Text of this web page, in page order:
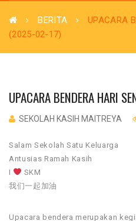
BERITA
UPACARA
(2025-02-17)
UPACARA BENDERA HARI
SEKOLAH KASIH MAITREYA
Salam Sekolah Satu Keluarga
Antusias Ramah Kasih
I
SKM
我们一起加油
Upacara bendera merupakan